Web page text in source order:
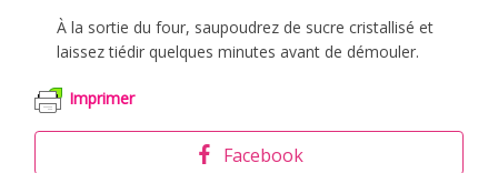
À la sortie du four, saupoudrez de sucre cristallisé et
laissez tiédir quelques minutes avant de démouler.
Imprimer
Facebook